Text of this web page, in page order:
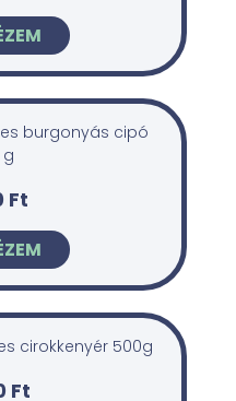
burgonyás cipó
Ft
cirokkenyér 500g
Ft